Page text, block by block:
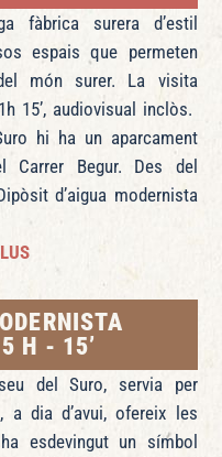
fàbrica surera d’estil
espais que permeten
món surer. La visita
15’, audiovisual inclòs.
hi ha un aparcament
Carrer Begur. Des del
d’aigua modernista
H - 15’
del Suro, servia per
a dia d’avui, ofereix les
esdevingut un símbol